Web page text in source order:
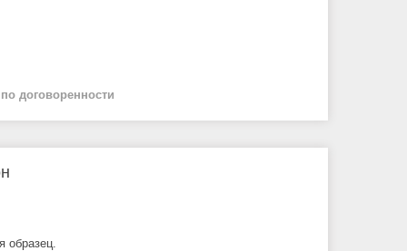
по договоренности
образец.